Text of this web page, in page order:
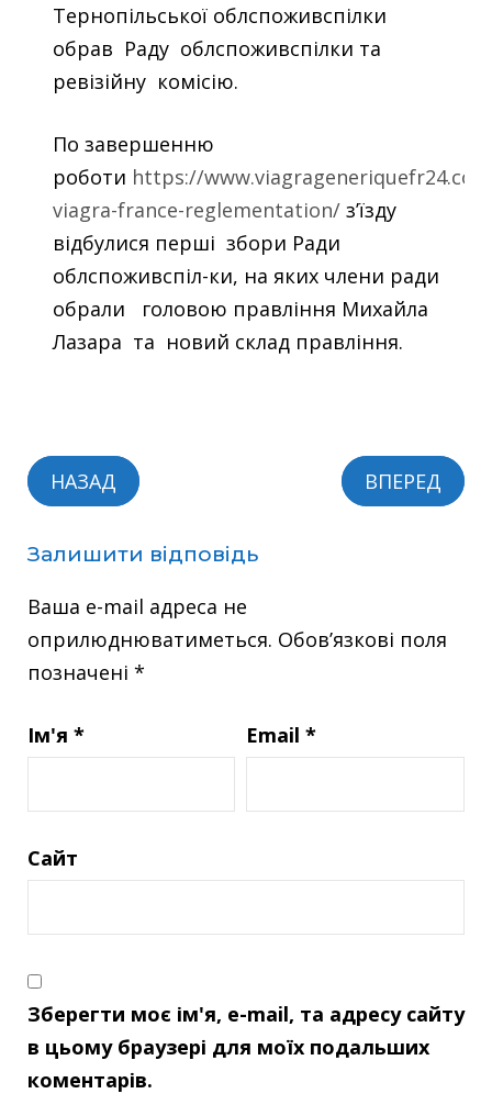
Тернопільської облспоживспілки
обрав Раду облспоживспілки та
ревізійну комісію.
По завершенню
роботи https://
viagra-france-reglementation/ з’їзду
відбулися перші збори Ради
облспоживспіл-ки, на яких члени ради
обрали головою правління Михайла
Лазара та новий склад правління.
НАЗАД ВПЕРЕД
Залишити відповідь
Ваша e-mail адреса не
оприлюднюватиметься. Обов’язкові поля
позначені *
Ім'я * Email *
Сайт
Зберегти моє ім'я, e-mail, та адресу сайту
в цьому браузері для моїх подальших
коментарів.